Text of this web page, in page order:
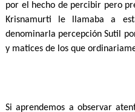
por el hecho de percibir pero
Krisnamurti le llamaba a
denominarla percepción Sutil
y matices de los que
Si aprendemos a observar